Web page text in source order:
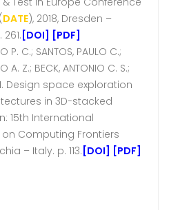
DATE), 2018, Dresden –
[DOI] [PDF]
P. C.; SANTOS, PAULO C.;
A. Z.; BECK, ANTONIO C. S.;
Design space exploration
in 3D-stacked
15th International
Computing Frontiers
– Italy. p. 113. [DOI] [PDF]